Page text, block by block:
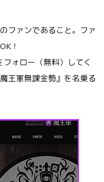
ファンであること。ファ
！
フォロー（無料）してく
王軍無課金勢』を名乗る